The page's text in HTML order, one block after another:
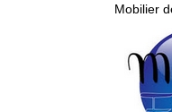
Mobilier